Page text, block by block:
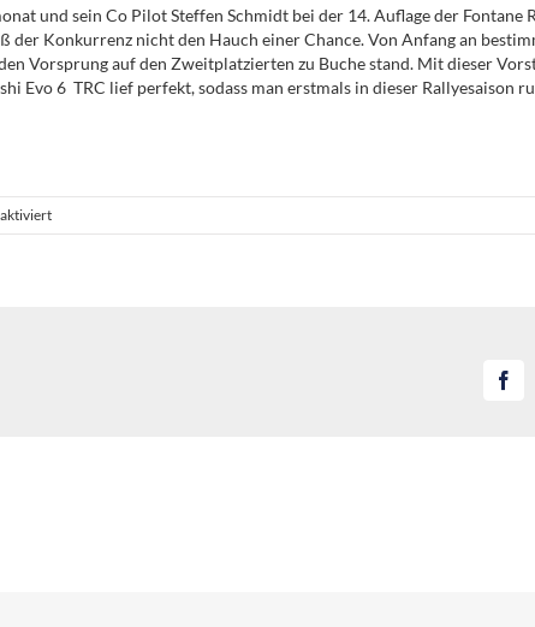
und sein Co Pilot Steffen Schmidt bei der 14. Auflage der
der Konkurrenz nicht den Hauch einer Chance. Von Anfang an
Vorsprung auf den Zweitplatzierten zu Buche stand. Mit dieser
Evo 6 TRC lief perfekt, sodass man erstmals in dieser Rallyesaison
für
Fontane